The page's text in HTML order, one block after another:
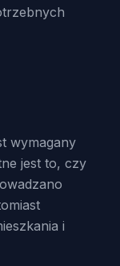
wymagany
jest to, czy
i